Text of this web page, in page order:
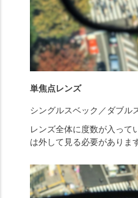
単焦点レンズ
シングルスベック／ダブル
レンズ全体に度数が入って
は外して見る必要がありま